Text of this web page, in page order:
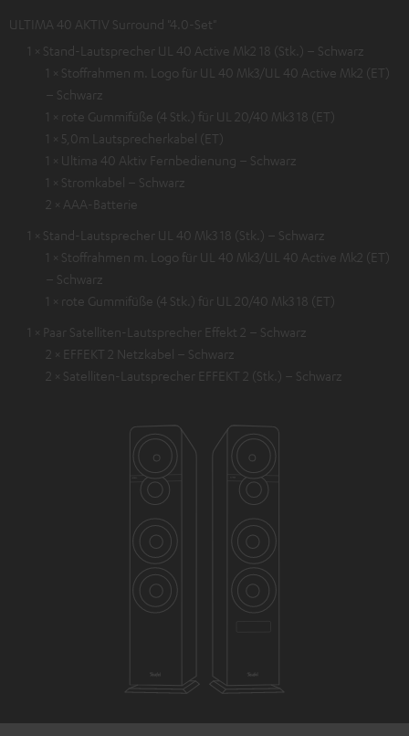
ULTIMA 40 AKTIV Surround "4.0-Set"
1 × Stand-Lautsprecher UL 40 Active Mk2 18 (Stk.) – Schwarz
1 × Stoffrahmen m. Logo für UL 40 Mk3/UL 40 Active Mk2 (ET)
– Schwarz
1 × rote Gummifüße (4 Stk.) für UL 20/40 Mk3 18 (ET)
1 × 5,0m Lautsprecherkabel (ET)
1 × Ultima 40 Aktiv Fernbedienung – Schwarz
1 × Stromkabel – Schwarz
2 × AAA-Batterie
1 × Stand-Lautsprecher UL 40 Mk3 18 (Stk.) – Schwarz
1 × Stoffrahmen m. Logo für UL 40 Mk3/UL 40 Active Mk2 (ET)
– Schwarz
1 × rote Gummifüße (4 Stk.) für UL 20/40 Mk3 18 (ET)
1 × Paar Satelliten-Lautsprecher Effekt 2 – Schwarz
2 × EFFEKT 2 Netzkabel – Schwarz
2 × Satelliten-Lautsprecher EFFEKT 2 (Stk.) – Schwarz